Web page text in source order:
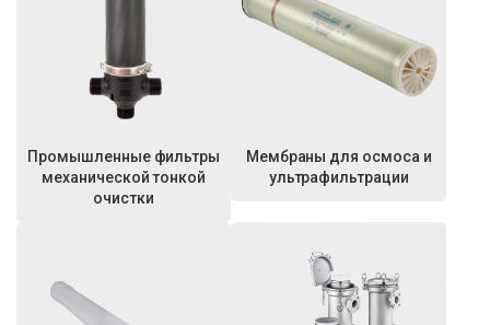
Промышленные фильтры
механической тонкой
очистки
Мембраны для осмоса и
ультрафильтрации